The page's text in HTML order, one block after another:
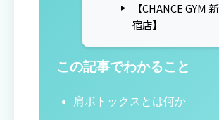
【CHANCE GYM 新
宿店】
この記事でわかること
肩ボトックスとは何か